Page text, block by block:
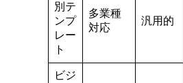
別テ
ンプ
レー
ト
多業種
対応
汎用的
ビジ